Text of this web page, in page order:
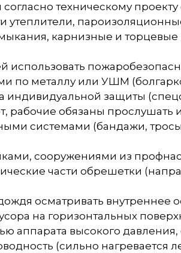
согласно техническому
утеплители,
карнизные и
использовать
по металлу или УШМ
индивидуальной защиты
обязаны прослушать
системами (бандажи,
сооружениями из
части обрешетки
осматривать
на горизонтальных
аппарата высокого давления,
(сильно нагревается